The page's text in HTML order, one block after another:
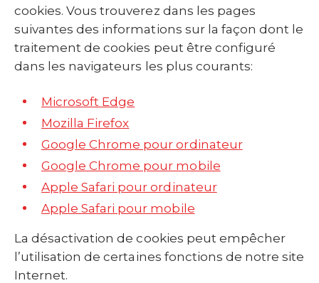
cookies. Vous trouverez dans les pages
suivantes des informations sur la façon dont le
traitement de cookies peut être configuré
dans les navigateurs les plus courants:
Microsoft Edge
Mozilla Firefox
Google Chrome pour ordinateur
Google Chrome pour mobile
Apple Safari pour ordinateur
Apple Safari pour mobile
La désactivation de cookies peut empêcher
l’utilisation de certaines fonctions de notre site
Internet.